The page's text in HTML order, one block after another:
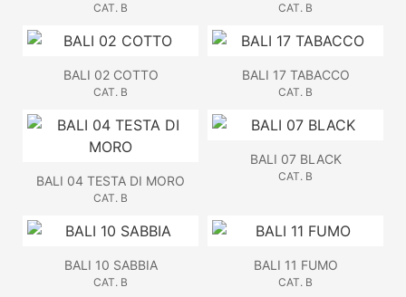
CAT. B CAT. B
BALI 02 COTTO
CAT. B
BALI 17 TABACCO
CAT. B
BALI 04 TESTA DI MORO
CAT. B
BALI 07 BLACK
CAT. B
BALI 10 SABBIA
CAT. B
BALI 11 FUMO
CAT. B